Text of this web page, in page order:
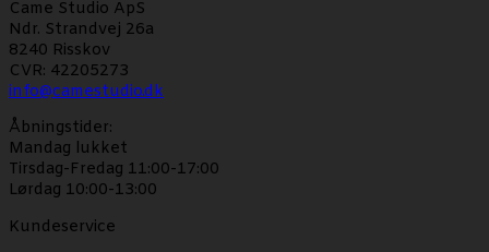
Came Studio ApS
Ndr. Strandvej 26a
8240 Risskov
CVR: 42205273
info@camestudio.dk
Åbningstider:
Mandag lukket
Tirsdag-Fredag 11:00-17:00
Lørdag 10:00-13:00
Kundeservice